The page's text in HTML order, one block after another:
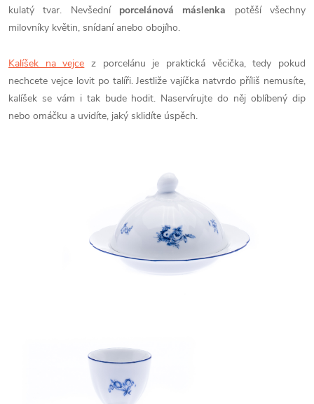
kulatý tvar. Nevšední porcelánová máslenka potěší všechny
milovníky květin, snídaní anebo obojího.
Kalíšek na vejce z porcelánu je praktická věcička, tedy pokud
nechcete vejce lovit po talíři. Jestliže vajíčka natvrdo příliš nemusíte,
kalíšek se vám i tak bude hodit. Naservírujte do něj oblíbený dip
nebo omáčku a uvidíte, jaký sklidíte úspěch.